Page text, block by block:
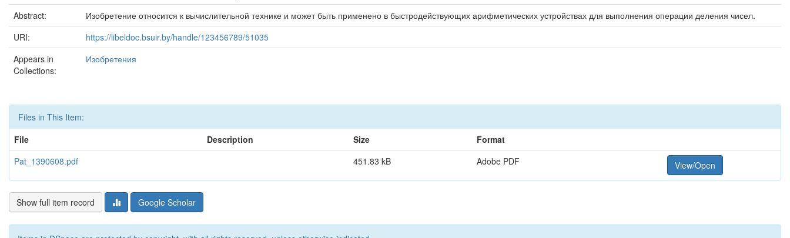
Abstract:
Изобретение относится к вычислительной технике и может быть применено в быстродействующих арифметических устройствах для выполнения операции деления чисел.
URI:
https://libeldoc.bsuir.by/handle/123456789/51035
Appears in
Collections:
Изобретения
Files in This Item:
File
Description Size
Format
Pat_1390608.pdf
451.83 kB Adobe PDF View/Open
Show full item record Google Scholar